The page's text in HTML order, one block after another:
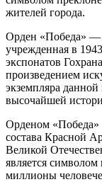
жителей города.
Орден «Победа» —
учрежденная в
экспонатов
произведением
экземпляра
высочайшей
Орденом «Победа»
состава Красной
Великой
является символом
миллионы